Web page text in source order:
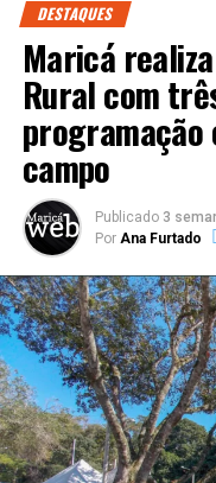
DESTAQUES
Maricá
Rural com
programação
campo
Publicado 3
Por Ana Furtado